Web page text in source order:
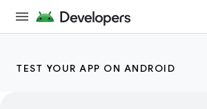
TEST YOUR APP ON ANDROID